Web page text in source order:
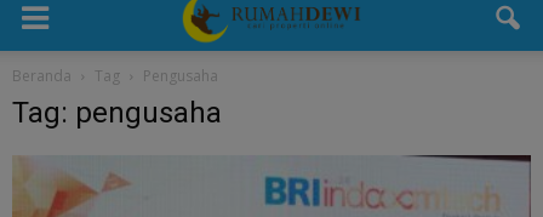
Beranda Tag Pengusaha
Tag: pengusaha